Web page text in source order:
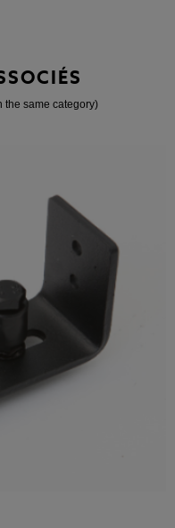
the same category)